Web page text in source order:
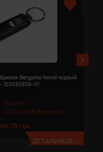
Модель:
120030838(Bergamo)
Брелок Bergamo Novel чорний
- 120030838-01
80.75 грн
ДЕТАЛЬНІШЕ...